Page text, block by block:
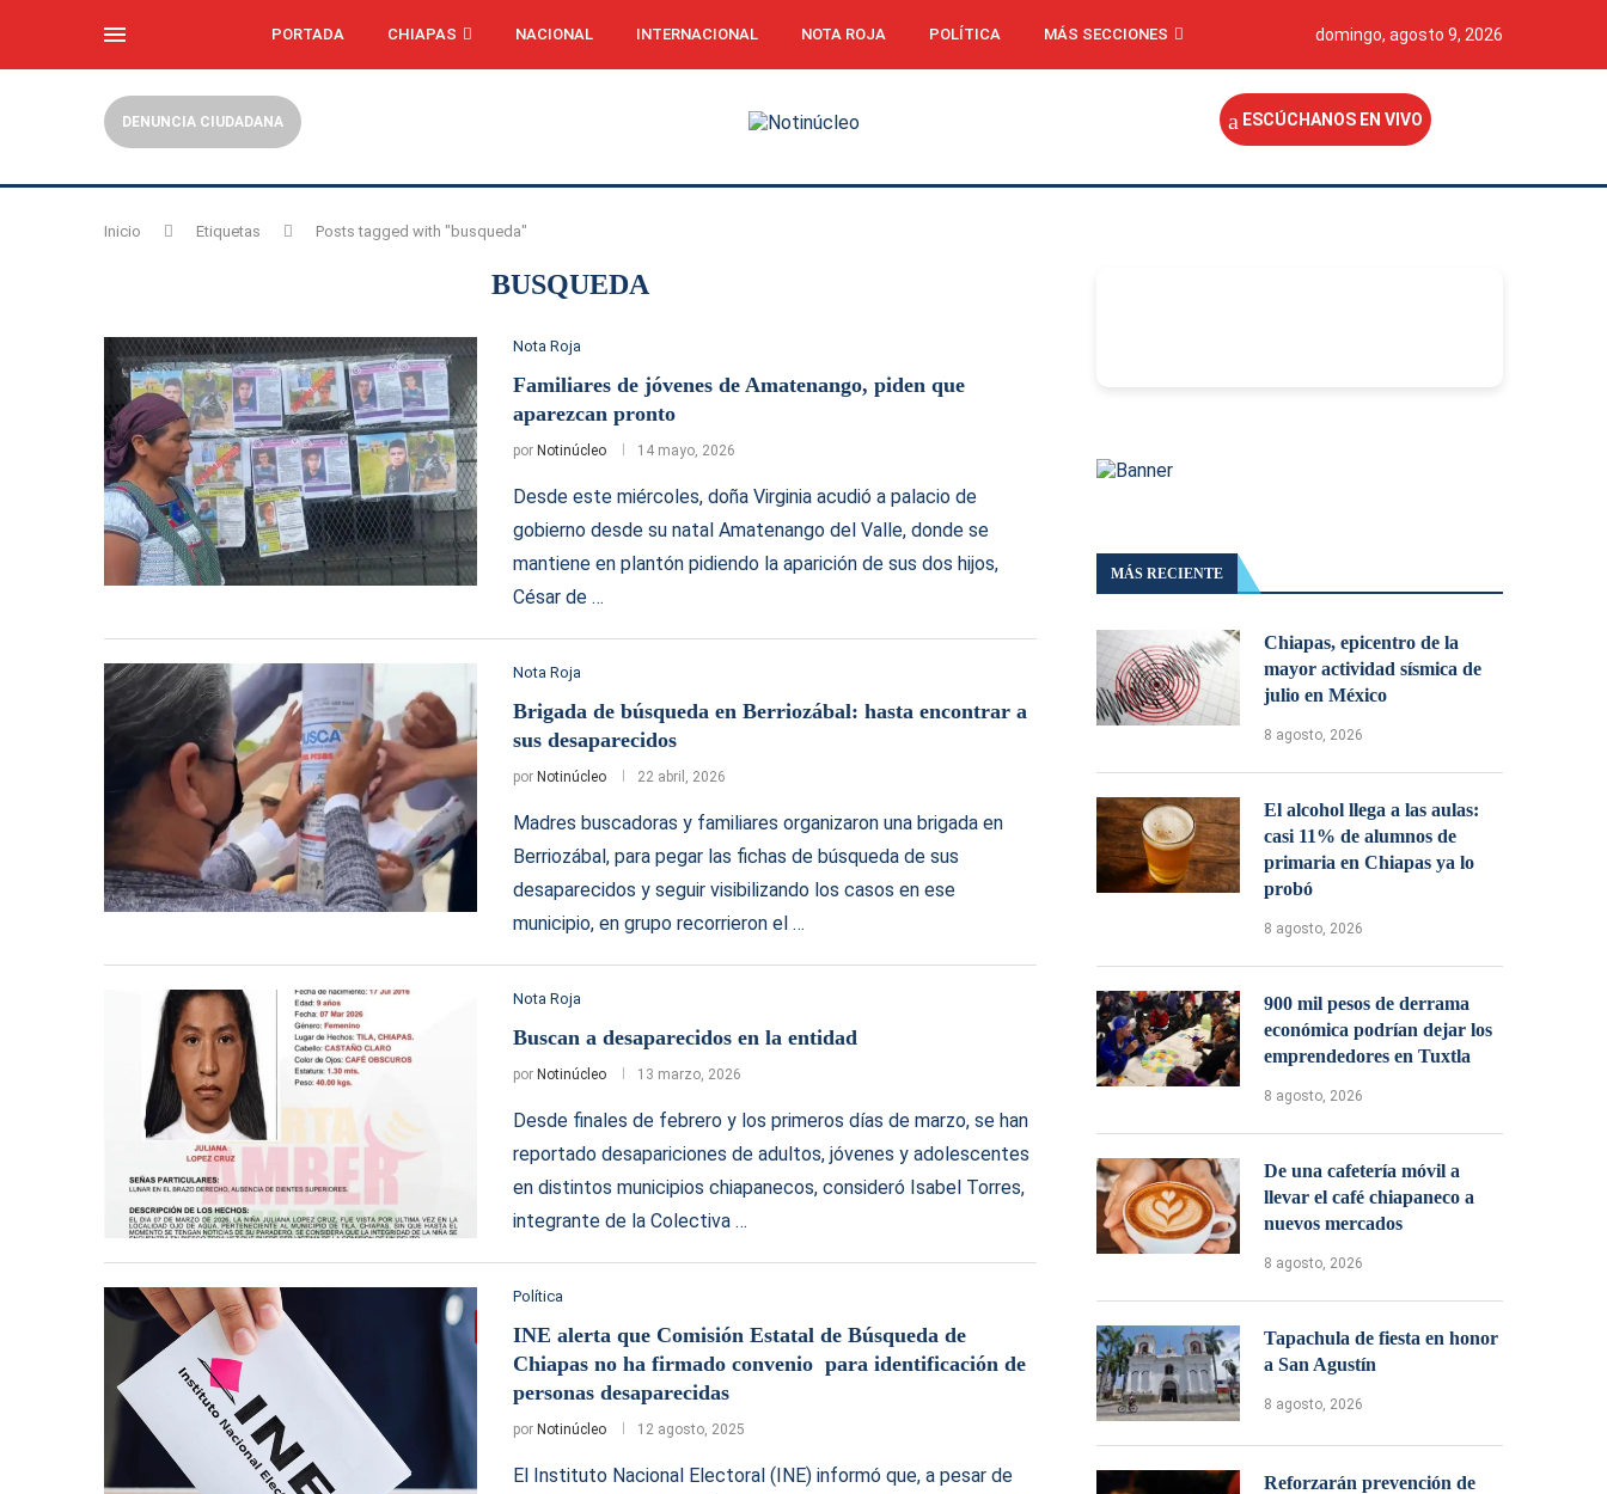
PORTADA CHIAPAS NACIONAL INTERNACIONAL NOTA ROJA POLÍTICA MÁS SECCIONES domingo, agosto 9, 2026
DENUNCIA CIUDADANA ESCÚCHANOS EN VIVO
Inicio Etiquetas Posts tagged with "busqueda"
BUSQUEDA
Nota Roja
Familiares de jóvenes de Amatenango, piden que
aparezcan pronto
por Notinúcleo 14 mayo, 2026
Desde este miércoles, doña Virginia acudió a palacio de
gobierno desde su natal Amatenango del Valle, donde se
mantiene en plantón pidiendo la aparición de sus dos hijos,
César de …
Nota Roja
Brigada de búsqueda en Berriozábal: hasta encontrar a
sus desaparecidos
por Notinúcleo 22 abril, 2026
Madres buscadoras y familiares organizaron una brigada en
Berriozábal, para pegar las fichas de búsqueda de sus
desaparecidos y seguir visibilizando los casos en ese
municipio, en grupo recorrieron el …
Nota Roja
Buscan a desaparecidos en la entidad
por Notinúcleo 13 marzo, 2026
Desde finales de febrero y los primeros días de marzo, se han
reportado desapariciones de adultos, jóvenes y adolescentes
en distintos municipios chiapanecos, consideró Isabel Torres,
integrante de la Colectiva …
Política
INE alerta que Comisión Estatal de Búsqueda de
Chiapas no ha firmado convenio para identificación de
personas desaparecidas
por Notinúcleo 12 agosto, 2025
El Instituto Nacional Electoral (INE) informó que, a pesar de
MÁS RECIENTE
Chiapas, epicentro de la
mayor actividad sísmica de
julio en México
8 agosto, 2026
El alcohol llega a las aulas:
casi 11% de alumnos de
primaria en Chiapas ya lo
probó
8 agosto, 2026
900 mil pesos de derrama
económica podrían dejar los
emprendedores en Tuxtla
8 agosto, 2026
De una cafetería móvil a
llevar el café chiapaneco a
nuevos mercados
8 agosto, 2026
Tapachula de fiesta en honor
a San Agustín
8 agosto, 2026
Reforzarán prevención de